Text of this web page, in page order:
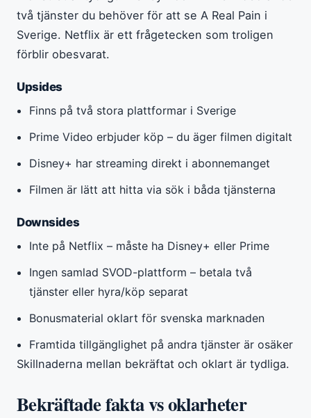
två tjänster du behöver för att se A Real Pain i
Sverige. Netflix är ett frågetecken som troligen
förblir obesvarat.
Upsides
Finns på två stora plattformar i Sverige
Prime Video erbjuder köp – du äger filmen digitalt
Disney+ har streaming direkt i abonnemanget
Filmen är lätt att hitta via sök i båda tjänsterna
Downsides
Inte på Netflix – måste ha Disney+ eller Prime
Ingen samlad SVOD-plattform – betala två
tjänster eller hyra/köp separat
Bonusmaterial oklart för svenska marknaden
Framtida tillgänglighet på andra tjänster är osäker
Skillnaderna mellan bekräftat och oklart är tydliga.
Bekräftade fakta vs oklarheter